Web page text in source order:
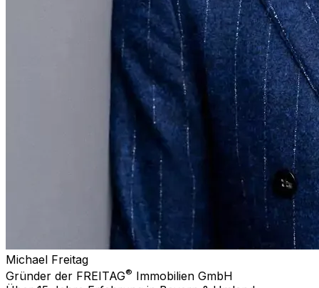
Michael Freitag
Gründer der FREITAG® Immobilien GmbH